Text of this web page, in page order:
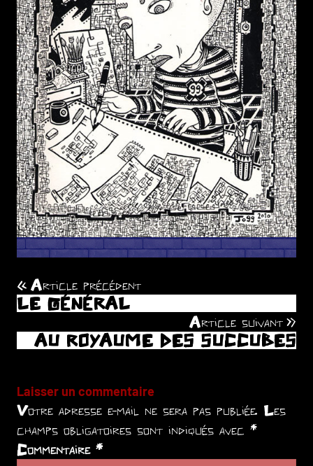
Navigation
de
l’article
Article précédent
LE GÉNÉRAL
Article suivant
AU ROYAUME DES SUCCUBES
Laisser un commentaire
Votre adresse e-mail ne sera pas publiée. Les
champs obligatoires sont indiqués avec *
Commentaire *